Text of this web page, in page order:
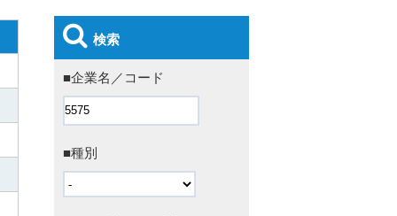
検索
■企業名／コード
■種別